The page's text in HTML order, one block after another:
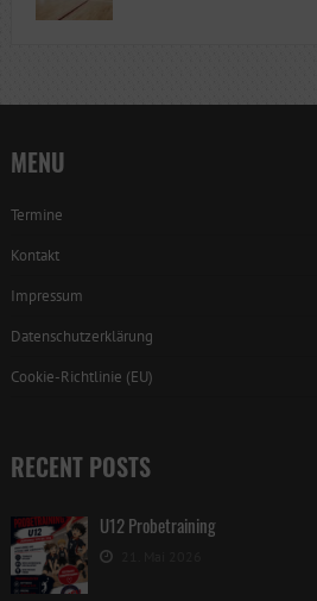
MENU
Termine
Kontakt
Impressum
Datenschutzerklärung
Cookie-Richtlinie (EU)
RECENT POSTS
U12 Probetraining